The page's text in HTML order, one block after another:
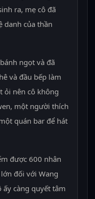
ra, mẹ cô đã
danh của thần
ngọt và đã
và đầu bếp làm
ỏi nên cô không
một người thích
quán bar để hát
được 600 nhân
đối với Wang
ấy càng quyết tâm